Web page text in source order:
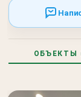
ОБЪЕКТЫ